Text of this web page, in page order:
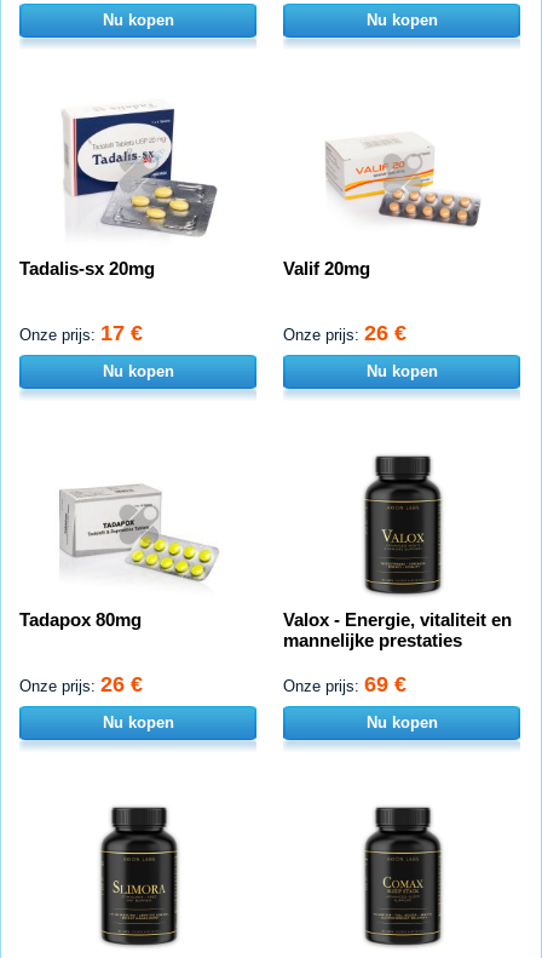
Nu kopen Nu kopen
Tadalis-sx 20mg
Onze prijs: 17 €
Nu kopen
Valif 20mg
Onze prijs: 26 €
Nu kopen
Tadapox 80mg
Onze prijs: 26 €
Nu kopen
Valox - Energie, vitaliteit en
mannelijke prestaties
Onze prijs: 69 €
Nu kopen